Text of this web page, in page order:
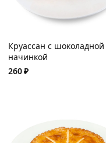
Круассан с шоколадной
начинкой
260₽